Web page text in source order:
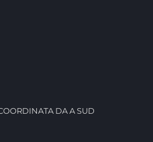
DA A SUD